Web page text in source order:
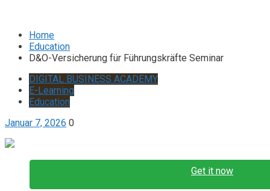
Home
Education
D&O-Versicherung für Führungskräfte Seminar
DIGITAL BUSINESS ACADEMY
E-Learning
Education
Januar 7, 2026 0
Get it now